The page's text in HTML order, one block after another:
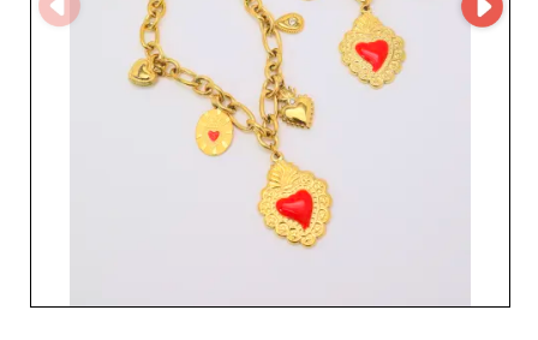
которые обязательно привлекут внимание в вашей
витрине. Погрузитесь в мир Dc Style и позвольте их
изделиям покорить вас — они превратят ваши
коллекции в настоящий успех у женской аудитории.